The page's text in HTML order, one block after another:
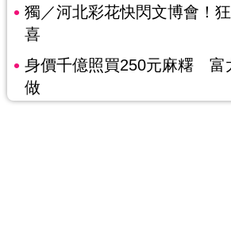
獨／河北彩花快閃文博會！
喜
身價千億照買250元麻糬 富
做